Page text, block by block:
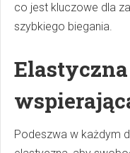
co jest kluczowe dla
szybkiego biegania.
Podeszwa w każdym